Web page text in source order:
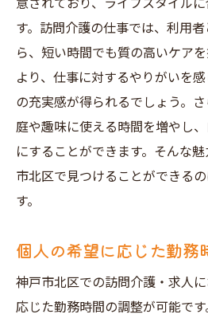
意されており、ライフスタイル
す。訪問介護の仕事では、利用
ら、短い時間でも質の高いケア
より、仕事に対するやりがいを
の充実感が得られるでしょう。
庭や趣味に使える時間を増やし
にすることができます。そんな
市北区で見つけることができる
す。
個人の希望に応じた勤務
神戸市北区での訪問介護・求人
応じた勤務時間の調整が可能で